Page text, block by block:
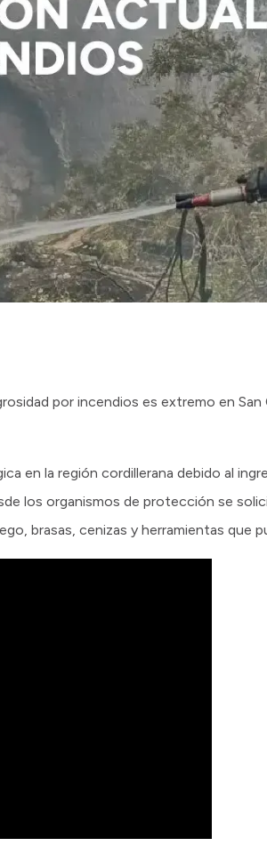
por incendios es extremo en San
en la región cordillerana debido al
los organismos de protección se
brasas, cenizas y herramientas que